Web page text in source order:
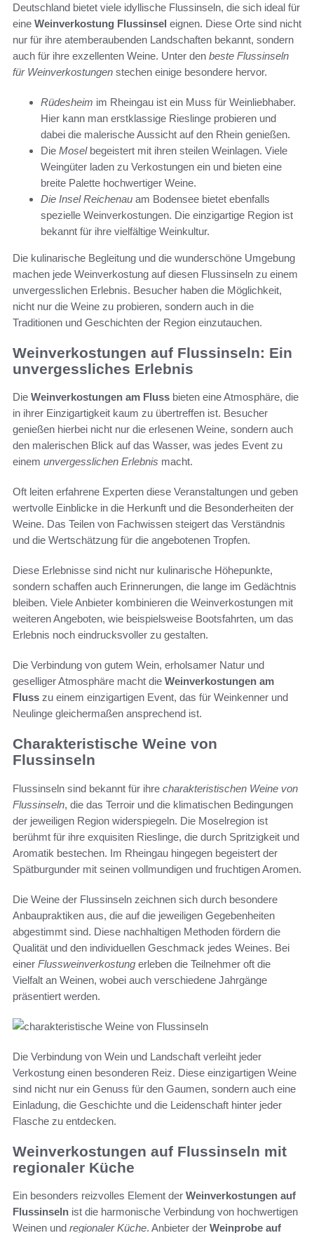
Deutschland bietet viele idyllische Flussinseln, die sich ideal für
eine Weinverkostung Flussinsel eignen. Diese Orte sind nicht
nur für ihre atemberaubenden Landschaften bekannt, sondern
auch für ihre exzellenten Weine. Unter den beste Flussinseln
für Weinverkostungen stechen einige besondere hervor.
Rüdesheim im Rheingau ist ein Muss für Weinliebhaber.
Hier kann man erstklassige Rieslinge probieren und
dabei die malerische Aussicht auf den Rhein genießen.
Die Moselbegeistert mit ihren steilen Weinlagen. Viele
Weingüter laden zu Verkostungen ein und bieten eine
breite Palette hochwertiger Weine.
Die Insel Reichenau am Bodensee bietet ebenfalls
spezielle Weinverkostungen. Die einzigartige Region ist
bekannt für ihre vielfältige Weinkultur.
Die kulinarische Begleitung und die wunderschöne Umgebung
machen jede Weinverkostung auf diesen Flussinseln zu einem
unvergesslichen Erlebnis. Besucher haben die Möglichkeit,
nicht nur die Weine zu probieren, sondern auch in die
Traditionen und Geschichten der Region einzutauchen.
Weinverkostungen auf Flussinseln: Ein
unvergessliches Erlebnis
Die Weinverkostungen am Fluss bieten eine Atmosphäre, die
in ihrer Einzigartigkeit kaum zu übertreffen ist. Besucher
genießen hierbei nicht nur die erlesenen Weine, sondern auch
den malerischen Blick auf das Wasser, was jedes Event zu
einem unvergesslichen Erlebnis macht.
Oft leiten erfahrene Experten diese Veranstaltungen und geben
wertvolle Einblicke in die Herkunft und die Besonderheiten der
Weine. Das Teilen von Fachwissen steigert das Verständnis
und die Wertschätzung für die angebotenen Tropfen.
Diese Erlebnisse sind nicht nur kulinarische Höhepunkte,
sondern schaffen auch Erinnerungen, die lange im Gedächtnis
bleiben. Viele Anbieter kombinieren die Weinverkostungen mit
weiteren Angeboten, wie beispielsweise Bootsfahrten, um das
Erlebnis noch eindrucksvoller zu gestalten.
Die Verbindung von gutem Wein, erholsamer Natur und
geselliger Atmosphäre macht die Weinverkostungen am
Fluss zu einem einzigartigen Event, das für Weinkenner und
Neulinge gleichermaßen ansprechend ist.
Charakteristische Weine von
Flussinseln
Flussinseln sind bekannt für ihre charakteristischen Weine von
Flussinseln, die das Terroir und die klimatischen Bedingungen
der jeweiligen Region widerspiegeln. Die Moselregion ist
berühmt für ihre exquisiten Rieslinge, die durch Spritzigkeit und
Aromatik bestechen. Im Rheingau hingegen begeistert der
Spätburgunder mit seinen vollmundigen und fruchtigen Aromen.
Die Weine der Flussinseln zeichnen sich durch besondere
Anbaupraktiken aus, die auf die jeweiligen Gegebenheiten
abgestimmt sind. Diese nachhaltigen Methoden fördern die
Qualität und den individuellen Geschmack jedes Weines. Bei
einer Flussweinverkostung erleben die Teilnehmer oft die
Vielfalt an Weinen, wobei auch verschiedene Jahrgänge
präsentiert werden.
Die Verbindung von Wein und Landschaft verleiht jeder
Verkostung einen besonderen Reiz. Diese einzigartigen Weine
sind nicht nur ein Genuss für den Gaumen, sondern auch eine
Einladung, die Geschichte und die Leidenschaft hinter jeder
Flasche zu entdecken.
Weinverkostungen auf Flussinseln mit
regionaler Küche
Ein besonders reizvolles Element der Weinverkostungen auf
Flussinseln ist die harmonische Verbindung von hochwertigen
Weinen und regionaler Küche. Anbieter der Weinprobe auf